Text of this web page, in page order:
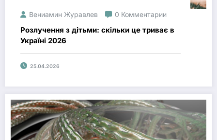
Вениамин Журавлев 0 Комментарии
Розлучення з дітьми: скільки це триває в
Україні 2026
25.04.2026